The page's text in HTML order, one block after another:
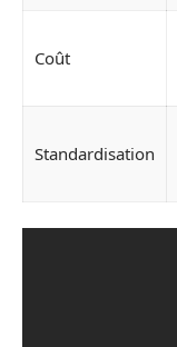
Coût
Standardisation